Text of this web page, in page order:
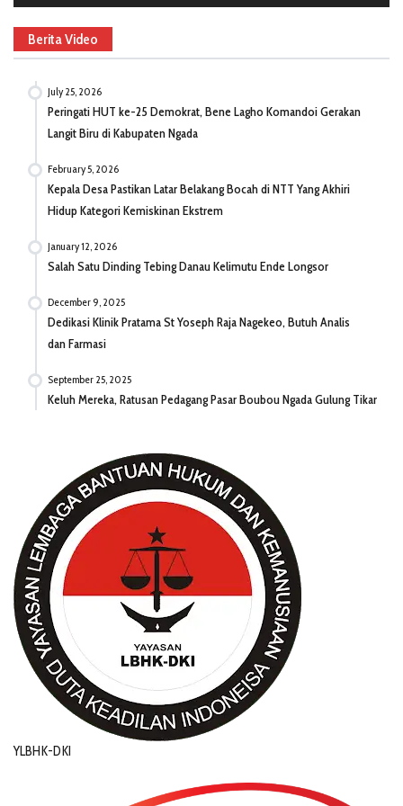
Berita Video
July 25, 2026
Peringati HUT ke-25 Demokrat, Bene Lagho Komandoi Gerakan
Langit Biru di Kabupaten Ngada
February 5, 2026
Kepala Desa Pastikan Latar Belakang Bocah di NTT Yang Akhiri
Hidup Kategori Kemiskinan Ekstrem
January 12, 2026
Salah Satu Dinding Tebing Danau Kelimutu Ende Longsor
December 9, 2025
Dedikasi Klinik Pratama St Yoseph Raja Nagekeo, Butuh Analis
dan Farmasi
September 25, 2025
Keluh Mereka, Ratusan Pedagang Pasar Boubou Ngada Gulung Tikar
YLBHK-DKI